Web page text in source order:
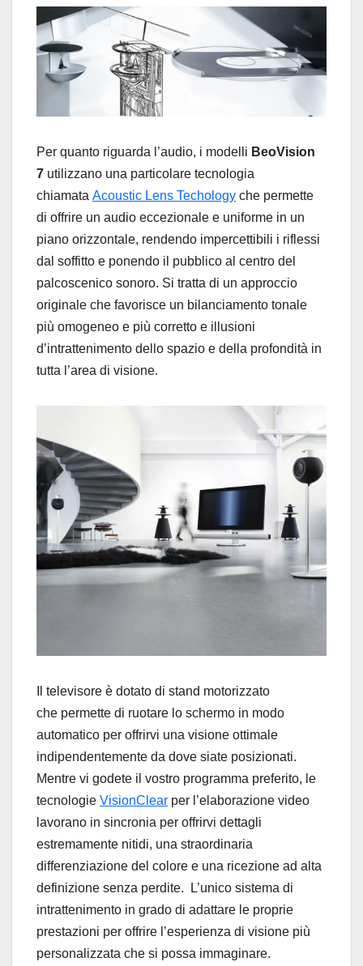
Per quanto riguarda l’audio, i modelli BeoVision
7 utilizzano una particolare tecnologia
chiamata Acoustic Lens Techology che permette
di offrire un audio eccezionale e uniforme in un
piano orizzontale, rendendo impercettibili i riflessi
dal soffitto e ponendo il pubblico al centro del
palcoscenico sonoro. Si tratta di un approccio
originale che favorisce un bilanciamento tonale
più omogeneo e più corretto e illusioni
d’intrattenimento dello spazio e della profondità in
tutta l’area di visione.
Il televisore è dotato di stand motorizzato
che permette di ruotare lo schermo in modo
automatico per offrirvi una visione ottimale
indipendentemente da dove siate posizionati.
Mentre vi godete il vostro programma preferito, le
tecnologie VisionClear per l’elaborazione video
lavorano in sincronia per offrirvi dettagli
estremamente nitidi, una straordinaria
differenziazione del colore e una ricezione ad alta
definizione senza perdite. L’unico sistema di
intrattenimento in grado di adattare le proprie
prestazioni per offrire l’esperienza di visione più
personalizzata che si possa immaginare.